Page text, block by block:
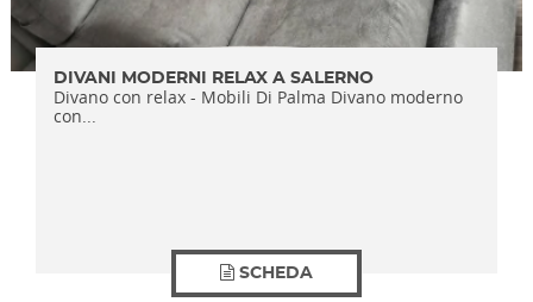
DIVANI MODERNI RELAX A SALERNO
Divano con relax - Mobili Di Palma Divano moderno
con...
SCHEDA